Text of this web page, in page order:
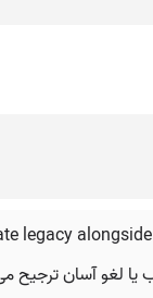
legacy
یا لغو آسان ترجیح